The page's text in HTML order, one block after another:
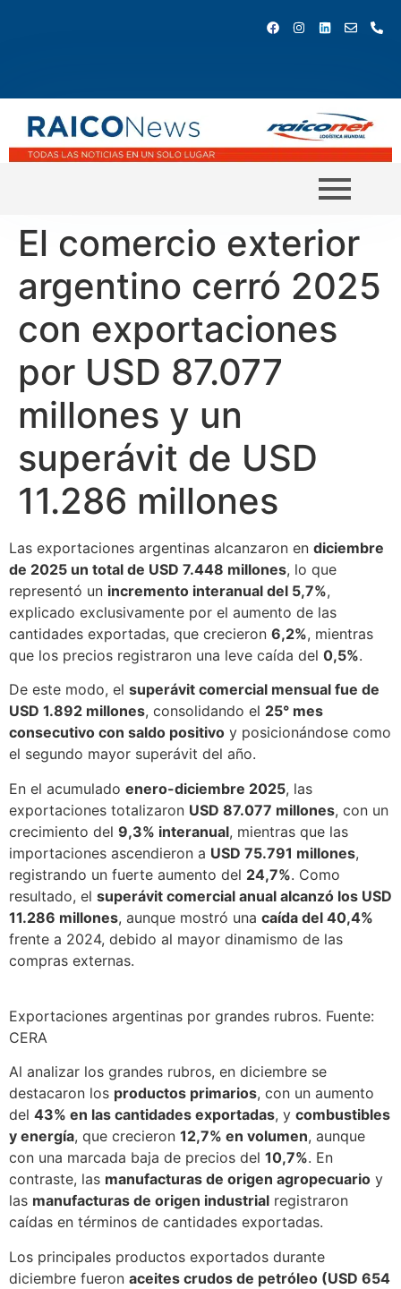
El comercio exterior
argentino cerró 2025
con exportaciones
por USD 87.077
millones y un
superávit de USD
11.286 millones
Las exportaciones argentinas alcanzaron en diciembre
de 2025 un total de USD 7.448 millones, lo que
representó un incremento interanual del 5,7%,
explicado exclusivamente por el aumento de las
cantidades exportadas, que crecieron 6,2%, mientras
que los precios registraron una leve caída del 0,5%.
De este modo, el superávit comercial mensual fue de
USD 1.892 millones, consolidando el 25° mes
consecutivo con saldo positivo y posicionándose como
el segundo mayor superávit del año.
En el acumulado enero-diciembre 2025, las
exportaciones totalizaron USD 87.077 millones, con un
crecimiento del 9,3% interanual, mientras que las
importaciones ascendieron a USD 75.791 millones,
registrando un fuerte aumento del 24,7%. Como
resultado, el superávit comercial anual alcanzó los USD
11.286 millones, aunque mostró una caída del 40,4%
frente a 2024, debido al mayor dinamismo de las
compras externas.
Exportaciones argentinas por grandes rubros. Fuente:
CERA
Al analizar los grandes rubros, en diciembre se
destacaron los productos primarios, con un aumento
del 43% en las cantidades exportadas, y combustibles
y energía, que crecieron 12,7% en volumen, aunque
con una marcada baja de precios del 10,7%. En
contraste, las manufacturas de origen agropecuario y
las manufacturas de origen industrial registraron
caídas en términos de cantidades exportadas.
Los principales productos exportados durante
diciembre fueron aceites crudos de petróleo (USD 654